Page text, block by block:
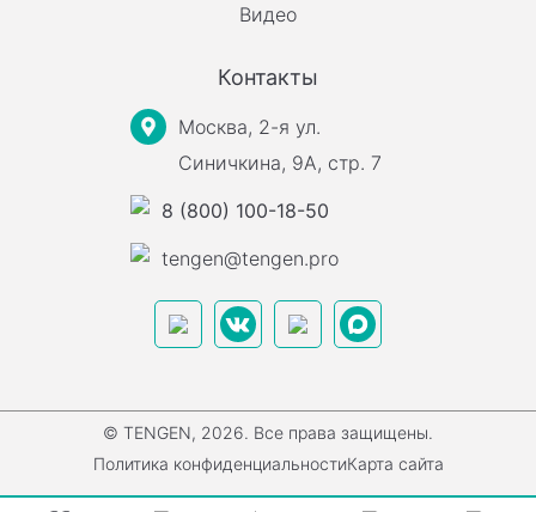
Видео
Контакты
Москва, 2-я ул.
Синичкина, 9А, стр. 7
8 (800) 100-18-50
tengen@tengen.pro
© TENGEN, 2026. Все права защищены.
Политика конфиденциальностиКарта сайта